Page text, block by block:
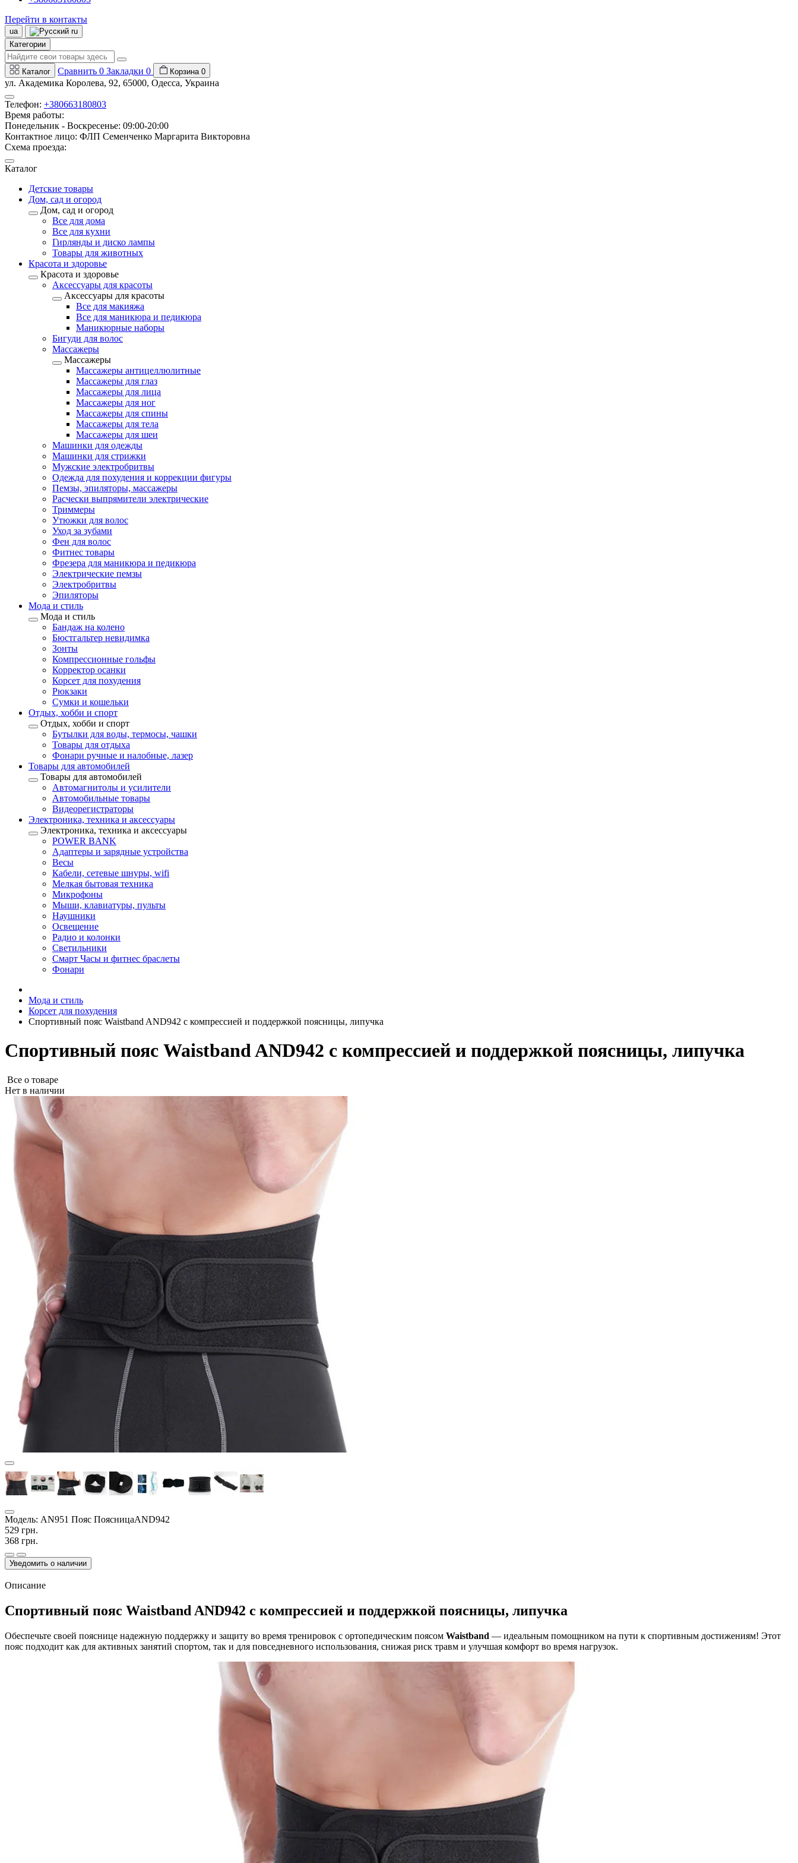
Перейти в контакты
ua
ru
Категории
Каталог Сравнить 0 Закладки 0 Корзина 0
ул. Академика Королева, 92, 65000, Одесса, Украина
Телефон: +380663180803
Время работы:
Понедельник - Воскресенье: 09:00-20:00
Контактное лицо: ФЛП Семенченко Маргарита Викторовна
Схема проезда:
Каталог
Детские товары
Дом, сад и огород
Дом, сад и огород
Все для дома
Все для кухни
Гирлянды и диско лампы
Товары для животных
Красота и здоровье
Красота и здоровье
Аксессуары для красоты
Аксессуары для красоты
Все для макияжа
Все для маникюра и педикюра
Маникюрные наборы
Бигуди для волос
Массажеры
Массажеры
Массажеры антицеллюлитные
Массажеры для глаз
Массажеры для лица
Массажеры для ног
Массажеры для спины
Массажеры для тела
Массажеры для шеи
Машинки для одежды
Машинки для стрижки
Мужские электробритвы
Одежда для похудения и коррекции фигуры
Пемзы, эпиляторы, массажеры
Расчески выпрямители электрические
Триммеры
Утюжки для волос
Уход за зубами
Фен для волос
Фитнес товары
Фрезера для маникюра и педикюра
Электрические пемзы
Электробритвы
Эпиляторы
Мода и стиль
Мода и стиль
Бандаж на колено
Бюстгальтер невидимка
Зонты
Компрессионные гольфы
Корректор осанки
Корсет для похудения
Рюкзаки
Сумки и кошельки
Отдых, хобби и спорт
Отдых, хобби и спорт
Бутылки для воды, термосы, чашки
Товары для отдыха
Фонари ручные и налобные, лазер
Товары для автомобилей
Товары для автомобилей
Автомагнитолы и усилители
Автомобильные товары
Видеорегистраторы
Электроника, техника и аксессуары
Электроника, техника и аксессуары
POWER BANK
Адаптеры и зарядные устройства
Весы
Кабели, сетевые шнуры, wifi
Мелкая бытовая техника
Микрофоны
Мыши, клавиатуры, пульты
Наушники
Освещение
Радио и колонки
Светильники
Смарт Часы и фитнес браслеты
Фонари
Мода и стиль
Корсет для похудения
Спортивный пояс Waistband AND942 с компрессией и поддержкой поясницы, липучка
Спортивный пояс Waistband AND942 с компрессией и поддержкой поясницы, липучка
Все о товаре
Нет в наличии
Модель: AN951 Пояс ПоясницаAND942
529 грн.
368 грн.
Уведомить о наличии
Описание
Спортивный пояс Waistband AND942 с компрессией и поддержкой поясницы, липучка
Обеспечьте своей пояснице надежную поддержку и защиту во время тренировок с ортопедическим поясом Waistband — идеальным помощником на пути к спортивным достижениям! Этот
пояс подходит как для активных занятий спортом, так и для повседневного использования, снижая риск травм и улучшая комфорт во время нагрузок.